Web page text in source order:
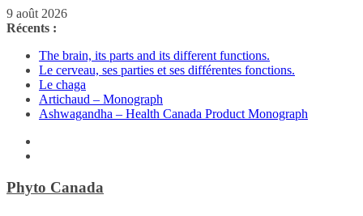
Passer
au
9 août 2026
Récents :
The brain, its parts and its different functions.
Le cerveau, ses parties et ses différentes fonctions.
Le chaga
Artichaud – Monograph
Ashwagandha – Health Canada Product Monograph
Phyto Canada